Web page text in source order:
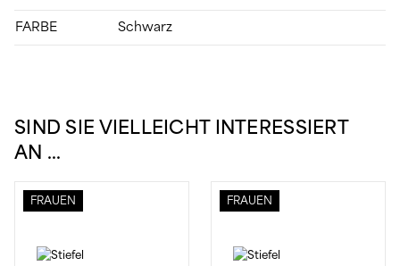
FARBE Schwarz
SIND SIE VIELLEICHT INTERESSIERT
AN …
FRAUEN FRAUEN